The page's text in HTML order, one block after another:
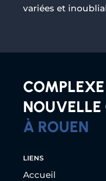
variées et
NOUVELLE
À ROUEN
LIENS
Accueil